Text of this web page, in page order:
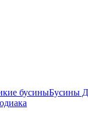
бусиныБусины